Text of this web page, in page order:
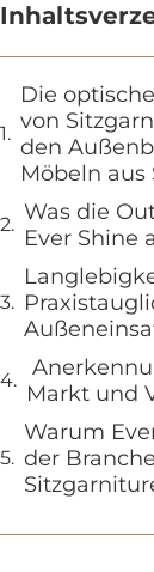
Die
von
den
Möbeln aus
Was die
Ever Shine
Markt und
Warum
der